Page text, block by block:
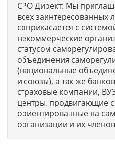
СРО Директ: Мы
всех заинтересованных
соприкасается с
некоммерческие
статусом
объединения
(национальные
и союзы), а так же
страховые компании,
центры, продвигающие
ориентированные на
организации и их